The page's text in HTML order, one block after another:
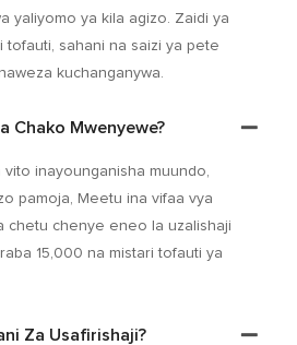
yaliyomo ya kila agizo. Zaidi ya
tofauti, sahani na saizi ya pete
kuchanganywa.
Chako Mwenyewe?
vito inayounganisha muundo,
pamoja, Meetu ina vifaa vya
chetu chenye eneo la uzalishaji
15,000 na mistari tofauti ya
Za Usafirishaji?